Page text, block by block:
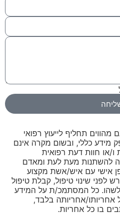
תחליף לייעוץ רפואי
מידע כללי, ובשום מקרה אינם
או חוות דעת רפואית
להשתנות מעת לעת ומאדם
אישי עם איש/אשת מקצוע
לפני שינוי טיפול, קבלת טיפול
כל המסתמכ/ת על המידע
אחריותה בלבד,
בו כל אחריות.